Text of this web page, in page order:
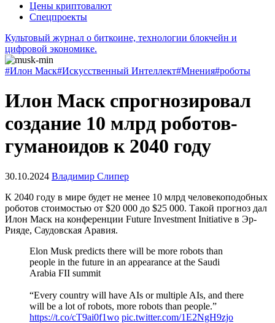
Цены криптовалют
Спецпроекты
Культовый журнал о биткоине, технологии блокчейн и
цифровой экономике.
#Илон Маск#Искусственный Интеллект#Мнения#роботы
Илон Маск спрогнозировал
создание 10 млрд роботов-
гуманоидов к 2040 году
30.10.2024 Владимир Слипер
К 2040 году в мире будет не менее 10 млрд человекоподобных
роботов стоимостью от $20 000 до $25 000. Такой прогноз дал
Илон Маск на конференции Future Investment Initiative в Эр-
Рияде, Саудовская Аравия.
Elon Musk predicts there will be more robots than
people in the future in an appearance at the Saudi
Arabia FII summit
“Every country will have AIs or multiple AIs, and there
will be a lot of robots, more robots than people.”
https://t.co/cT9ai0f1wo pic.twitter.com/1E2NgH9zjo